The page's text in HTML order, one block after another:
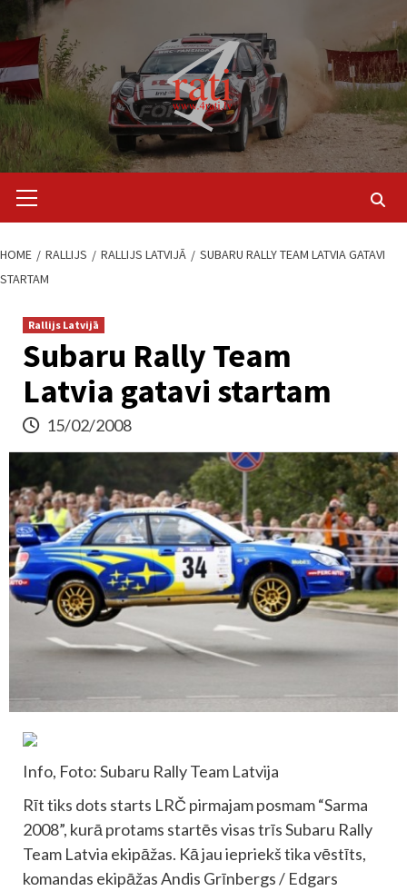
content
Menu
HOME RALLIJS RALLIJS LATVIJĀ
SUBARU RALLY TEAM LATVIA GATAVI
STARTAM
Rallijs Latvijā
Subaru Rally Team
Latvia gatavi startam
15/02/2008
Info, Foto: Subaru Rally Team Latvija
Rīt tiks dots starts LRČ pirmajam posmam “Sarma
2008”, kurā protams startēs visas trīs Subaru Rally
Team Latvia ekipāžas. Kā jau iepriekš tika vēstīts,
komandas ekipāžas Andis Grīnbergs / Edgars